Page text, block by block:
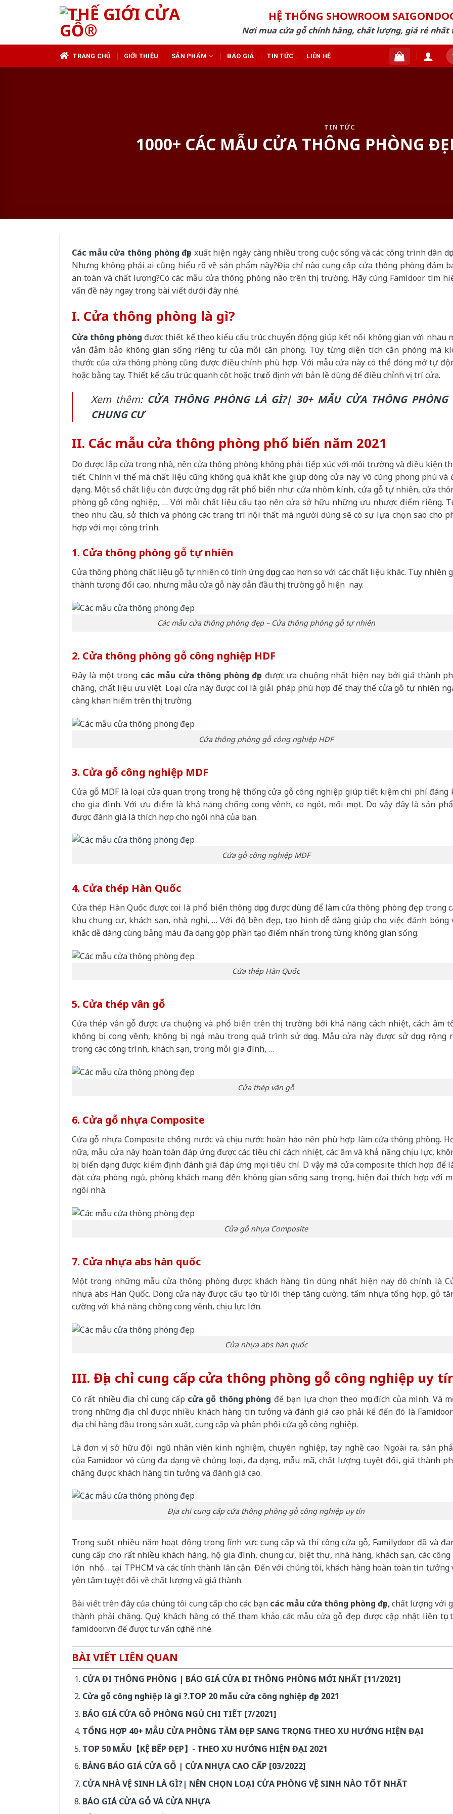
HỆ THỐNG SHOWROOM
Nơi mua cửa gỗ chính hãng, chất lượng, giá rẻ nhất
TRANG CHỦ GIỚI THIỆU SẢN PHẨM BÁO GIÁ TIN TỨC LIÊN HỆ
TIN TỨC
1000+ CÁC MẪU CỬA THÔNG PHÒNG
Các mẫu cửa thông phòng đẹp xuất hiện ngày càng nhiều trong cuộc sống và các công trình dân
Nhưng không phải ai cũng hiểu rõ về sản phẩm này?Địa chỉ nào cung cấp cửa thông phòng đảm
an toàn và chất lượng?Có các mẫu cửa thông phòng nào trên thị trường. Hãy cùng Famidoor tìm
vấn đề này ngay trong bài viết dưới đây nhé.
I. Cửa thông phòng là gì?
Cửa thông phòng được thiết kế theo kiểu cấu trúc chuyển động giúp kết nối không gian với nhau
vẫn đảm bảo không gian sống riêng tư của mỗi căn phòng. Tùy từng diện tích căn phòng mà
thước của cửa thông phòng cũng được điều chỉnh phù hợp. Với mẫu cửa này có thể đóng mở tự
hoặc bằng tay. Thiết kế cấu trúc quanh cột hoặc trụ cố định với bản lề dùng để điều chỉnh vị trí cửa.
Xem thêm: CỬA THÔNG PHÒNG LÀ GÌ?| 30+ MẪU CỬA THÔNG PHÒNG
CHUNG CƯ
II. Các mẫu cửa thông phòng phổ biến năm 2021
Do được lắp cửa trong nhà, nên cửa thông phòng không phải tiếp xúc với môi trường và điều kiện
tiết. Chính vì thế mà chất liệu cũng không quá khắt khe giúp dòng cửa này vô cùng phong phú và
dạng. Một số chất liệu còn được ứng dụng rất phổ biến như: cửa nhôm kính, cửa gỗ tự nhiên, cửa
phòng gỗ công nghiệp, … Với mỗi chất liệu cấu tạo nên cửa sở hữu những ưu nhược điểm riêng.
theo nhu cầu, sở thích và phòng các trang trí nội thất mà người dùng sẽ có sự lựa chọn sao cho
hợp với mọi công trình.
1. Cửa thông phòng gỗ tự nhiên
Cửa thông phòng chất liệu gỗ tự nhiên có tính ứng dụng cao hơn so với các chất liệu khác. Tuy nhiên
thành tương đối cao, nhưng mẫu cửa gỗ này dẫn đầu thị trường gỗ hiện nay.
Các mẫu cửa thông phòng đẹp – Cửa thông phòng gỗ tự nhiên
2. Cửa thông phòng gỗ công nghiệp HDF
Đây là một trong các mẫu cửa thông phòng đẹp được ưa chuộng nhất hiện nay bởi giá thành
chăng, chất liệu ưu việt. Loại cửa này được coi là giải pháp phù hợp để thay thế cửa gỗ tự nhiên
càng khan hiếm trên thị trường.
Cửa thông phòng gỗ công nghiệp HDF
3. Cửa gỗ công nghiệp MDF
Cửa gỗ MDF là loại cửa quan trọng trong hệ thống cửa gỗ công nghiệp giúp tiết kiệm chi phí đáng
cho gia đình. Với ưu điểm là khả năng chống cong vênh, co ngót, mối mọt. Do vậy đây là sản
được đánh giá là thích hợp cho ngôi nhà của bạn.
Cửa gỗ công nghiệp MDF
4. Cửa thép Hàn Quốc
Cửa thép Hàn Quốc được coi là phổ biến thông dụng được dùng để làm cửa thông phòng đẹp trong
khu chung cư, khách sạn, nhà nghỉ, … Với độ bền đẹp, tạo hình dễ dàng giúp cho việc đánh bóng
khắc dễ dàng cùng bảng màu đa dạng góp phần tạo điểm nhấn trong từng không gian sống.
Cửa thép Hàn Quốc
5. Cửa thép vân gỗ
Cửa thép vân gỗ được ưa chuộng và phổ biến trên thị trường bởi khả năng cách nhiệt, cách âm
không bị cong vênh, không bị ngả màu trong quá trình sử dụng. Mẫu cửa này được sử dụng rộng
trong các công trình, khách sạn, trong mỗi gia đình, …
Cửa thép vân gỗ
6. Cửa gỗ nhựa Composite
Cửa gỗ nhựa Composite chống nước và chịu nước hoàn hảo nên phù hợp làm cửa thông phòng.
nữa, mẫu cửa này hoàn toàn đáp ứng được các tiêu chí cách nhiệt, các âm và khả năng chịu lực,
bị biến dạng được kiểm định đánh giá đáp ứng mọi tiêu chí. D vậy mà cửa composite thích hợp để
đặt cửa phòng ngủ, phòng khách mang đến không gian sống sang trọng, hiện đại thích hợp với
ngôi nhà.
Cửa gỗ nhựa Composite
7. Cửa nhựa abs hàn quốc
Một trong những mẫu cửa thông phòng được khách hàng tin dùng nhất hiện nay đó chính là
nhựa abs Hàn Quốc. Dòng cửa này được cấu tạo từ lõi thép tăng cường, tấm nhựa tổng hợp, gỗ
cường với khả năng chống cong vênh, chịu lực lớn.
Cửa nhựa abs hàn quốc
III. Địa chỉ cung cấp cửa thông phòng gỗ công nghiệp uy
Có rất nhiều địa chỉ cung cấp cửa gỗ thông phòng để bạn lựa chọn theo mục đích của mình. Và
trong những địa chỉ được nhiều khách hàng tin tưởng và đánh giá cao phải kể đến đó là
địa chỉ hàng đầu trong sản xuất, cung cấp và phân phối cửa gỗ công nghiệp.
Là đơn vị sở hữu đội ngũ nhân viên kinh nghiệm, chuyên nghiệp, tay nghề cao. Ngoài ra, sản
của Famidoor vô cùng đa dạng về chủng loại, đa dạng, mẫu mã, chất lượng tuyệt đối, giá thành
chăng được khách hàng tin tưởng và đánh giá cao.
Địa chỉ cung cấp cửa thông phòng gỗ công nghiệp uy tín
Trong suốt nhiều năm hoạt động trong lĩnh vực cung cấp và thi công cửa gỗ, Familydoor đã và
cung cấp cho rất nhiều khách hàng, hộ gia đình, chung cư, biệt thự, nhà hàng, khách sạn, các công
lớn nhỏ… tại TPHCM và các tỉnh thành lân cận. Đến với chúng tôi, khách hàng hoàn toàn tin tưởng
yên tâm tuyệt đối về chất lượng và giá thành.
Bài viết trên đây của chúng tôi cung cấp cho các bạn các mẫu cửa thông phòng đẹp, chất lượng với
thành phải chăng. Quý khách hàng có thể tham khảo các mẫu cửa gỗ đẹp được cập nhật liên tục
famidoor.vn để được tư vấn cụ thể nhé.
BÀI VIẾT LIÊN QUAN
CỬA ĐI THÔNG PHÒNG | BÁO GIÁ CỬA ĐI THÔNG PHÒNG MỚI NHẤT [11/2021]
Cửa gỗ công nghiệp là gì ?.TOP 20 mẫu cửa công nghiệp đẹp 2021
BÁO GIÁ CỬA GỖ PHÒNG NGỦ CHI TIẾT [7/2021]
TỔNG HỢP 40+ MẪU CỬA PHÒNG TẮM ĐẸP SANG TRỌNG THEO XU HƯỚNG HIỆN ĐẠI
TOP 50 MẪU【KỆ BẾP ĐẸP】- THEO XU HƯỚNG HIỆN ĐẠI 2021
BẢNG BÁO GIÁ CỬA GỖ | CỬA NHỰA CAO CẤP [03/2022]
CỬA NHÀ VỆ SINH LÀ GÌ?| NÊN CHỌN LOẠI CỬA PHÒNG VỆ SINH NÀO TỐT NHẤT
BÁO GIÁ CỬA GỖ VÀ CỬA NHỰA